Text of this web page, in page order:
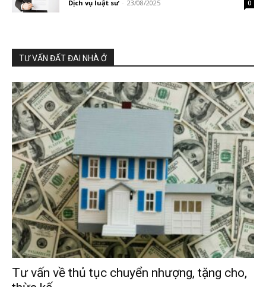
Dịch vụ luật sư - 23/08/2025 0
TƯ VẤN ĐẤT ĐAI NHÀ Ở
Tư vấn về thủ tục chuyển nhượng, tặng cho,